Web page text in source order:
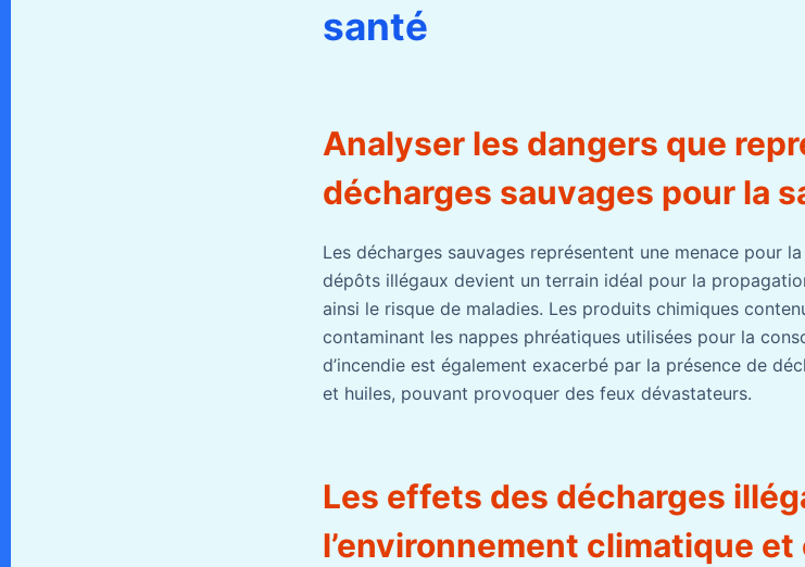
santé
Analyser les dangers que
décharges sauvages pour la
Les décharges sauvages représentent une menace pour
dépôts illégaux devient un terrain idéal pour la
ainsi le risque de maladies. Les produits chimiques
contaminant les nappes phréatiques utilisées pour la
d’incendie est également exacerbé par la présence de
et huiles, pouvant provoquer des feux dévastateurs.
Les effets des décharges
l’environnement climatique